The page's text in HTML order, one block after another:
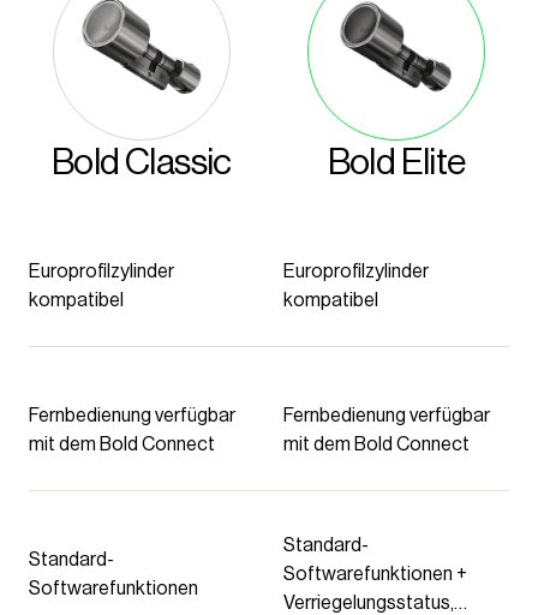
Bold Classic
Europrofilzylinder
kompatibel
Fernbedienung verfügbar
mit dem Bold Connect
Standard-
Softwarefunktionen
Bold Elite
Europrofilzylinder
kompatibel
Fernbedienung verfügbar
mit dem Bold Connect
Standard-
Softwarefunktionen +
Verriegelungsstatus,